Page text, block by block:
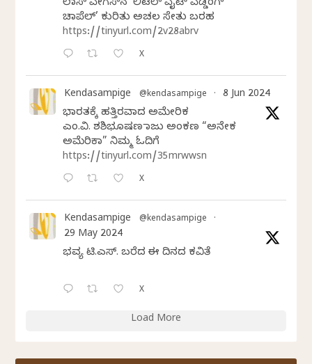
ಲಾಸ್‌ ವೇಗಸ್‌ನ ‘ಲಿಟಲ್ ವೈಟ್ ವೆಡ್ಡಿಂಗ್
ಚಾಪೆಲ್’ ಕುರಿತು ಅಚಲ ಸೇತು ಬರಹ
https://tinyurl.com/2v28abrv
X
Kendasampige @kendasampige · 8 Jun 2024
ಭಾರತಕ್ಕೆ ಹತ್ತಿರವಾದ ಅಮೇರಿಕ
ಎಂ.ವಿ. ಶಶಿಭೂಷಣ ರಾಜು ಅಂಕಣ “ಅನೇಕ
ಅಮೆರಿಕಾ” ನಿಮ್ಮ ಓದಿಗೆ
https://tinyurl.com/35mrwwsn
X
Kendasampige @kendasampige ·
29 May 2024
ಭವ್ಯ ಟಿ.ಎಸ್. ಬರೆದ ಈ ದಿನದ ಕವಿತೆ
X
Load More